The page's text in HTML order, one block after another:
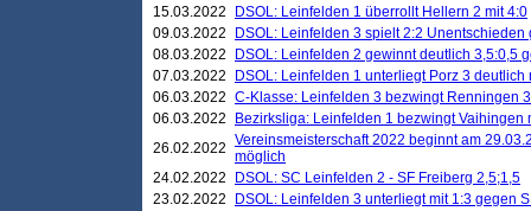
15.03.2022
DSOL: Leinfelden 1 überrollt Hellern 2 mit 4:0
09.03.2022
DSOL: Leinfelden 3 spielt 2:2 Unentschieden
08.03.2022
DSOL: Leinfelden 2 gewinnt deutlich 3,5:0,5
07.03.2022
DSOL: Leinfelden 1 unterliegt Porz 3 deutlich
06.03.2022 C-Klasse: Leinfelden 3 bezwingt Renningen
06.03.2022
Bezirksliga: Leinfelden 1 bezwingt Vaihingen
26.02.2022 Vereinsmeisterschaft 2022 beginnt am
möglich
24.02.2022
DSOL: SC Leinfelden 2 - SF Freiberg 2,5;1,5
23.02.2022
DSOL: Leinfelden 3 unterliegt mit 1:3 gegen